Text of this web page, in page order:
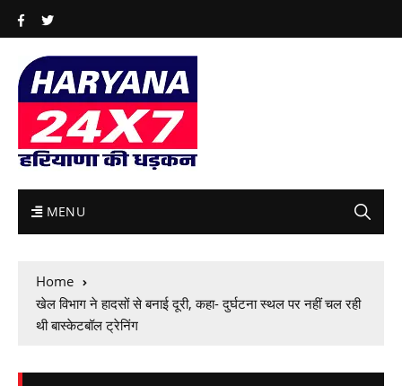
MENU
Home
खेल विभाग ने हादसों से बनाई दूरी, कहा- दुर्घटना स्थल पर नहीं चल रही
थी बास्केटबॉल ट्रेनिंग